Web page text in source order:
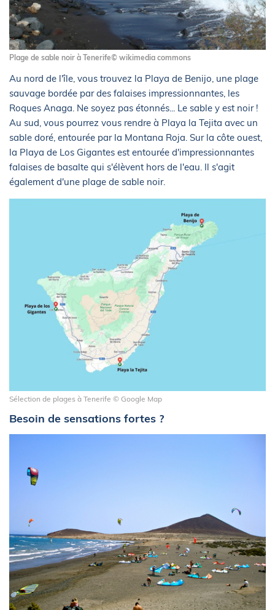
Plage de sable noir à Tenerife© wikimedia commons
Au nord de l'île, vous trouvez la Playa de Benijo, une plage
sauvage bordée par des falaises impressionnantes, les
Roques Anaga. Ne soyez pas étonnés... Le sable y est noir !
Au sud, vous pourrez vous rendre à Playa la Tejita avec un
sable doré, entourée par la Montana Roja. Sur la côte ouest,
la Playa de Los Gigantes est entourée d'impressionnantes
falaises de basalte qui s'élèvent hors de l'eau. Il s'agit
également d'une plage de sable noir.
Sélection de plages à Tenerife © Google Map
Besoin de sensations fortes ?